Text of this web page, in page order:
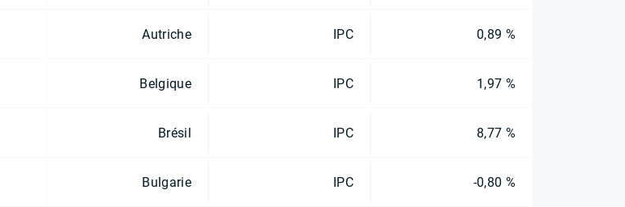
Autriche IPC 0,89 %
Belgique IPC 1,97 %
Brésil IPC 8,77 %
Bulgarie IPC -0,80 %